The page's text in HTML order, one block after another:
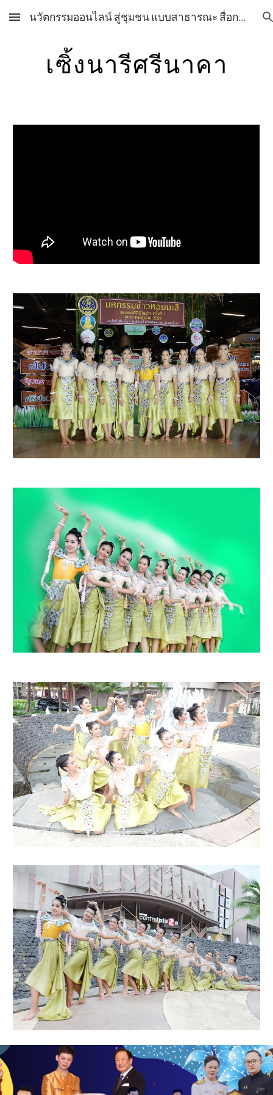
Skip to main content Skip to navigation
นวัตกรรมออนไลน์ สู่ชุมชน แบบสาธารณะ สื่อการเรียนการสอน วิชาศิลปะ กลุ่มสาระการเรียนรู้ศิลปะ โรงเรียนสุราษฎร์พิทยา สื่อการเรียนการสอน วิชาศิลปะ กลุ่มสาระการเรียนรู้ศิลปะ โรงเรียนสุราษฎร์พิทยา
เซิ้งนารีศรีนาคา